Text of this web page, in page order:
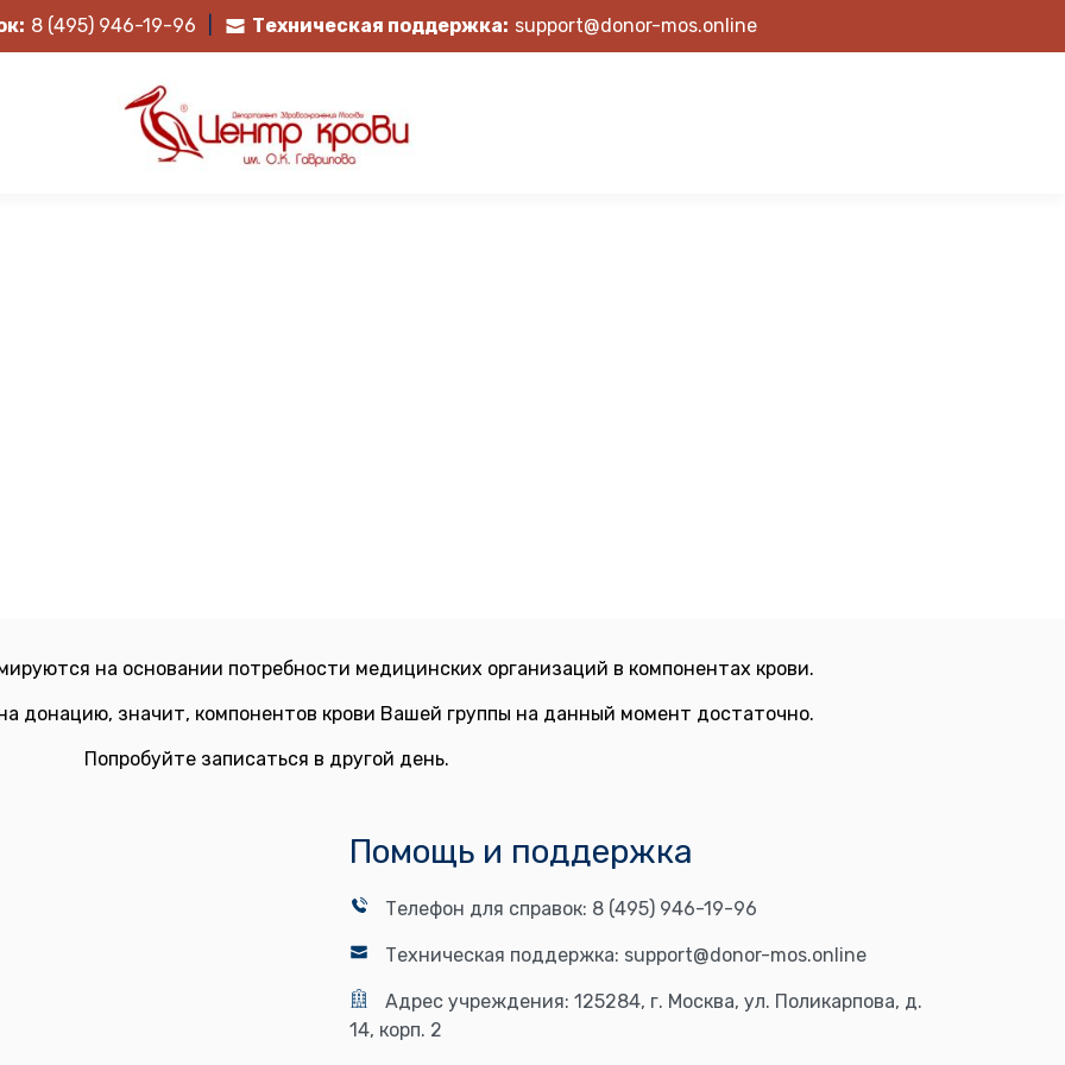
8 (495) 946-19-96 Техническая поддержка: support@donor-mos.online
на основании потребности медицинских организаций в компонентах крови.
донацию, значит, компонентов крови Вашей группы на данный момент достаточно.
Попробуйте записаться в другой день.
Помощь и поддержка
Телефон для справок: 8 (495) 946-19-96
Техническая поддержка: support@donor-mos.online
Адрес учреждения: 125284, г. Москва, ул. Поликарпова, д.
14, корп. 2